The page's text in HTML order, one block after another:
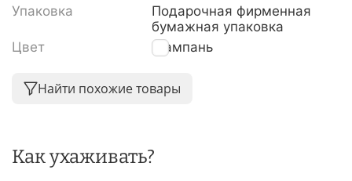
Упаковка
Подарочная фирменная
бумажная упаковка
Цвет
Шампань
Найти похожие товары
Как ухаживать?